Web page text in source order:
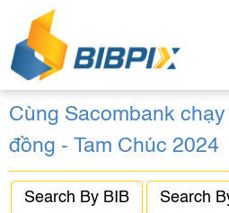
Cùng Sacombank
đồng - Tam Chúc 2024
Search By BIB Search